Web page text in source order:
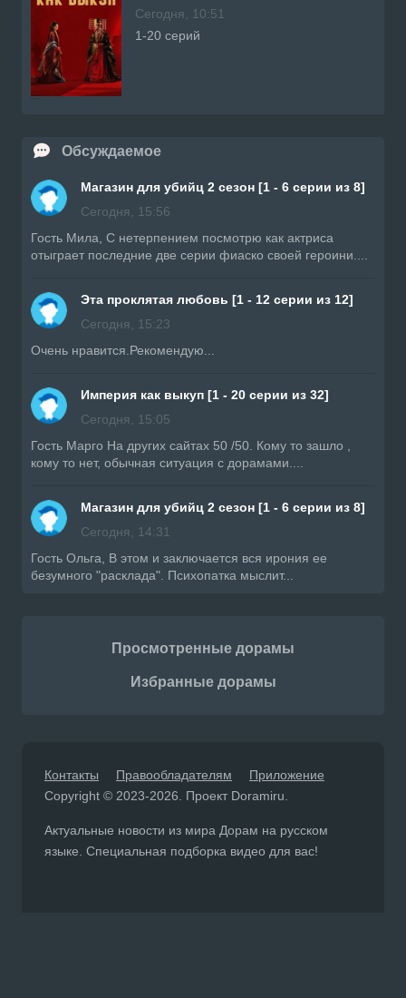
Сегодня, 10:51
1-20 серий
Обсуждаемое
Магазин для убийц 2 сезон [1 - 6 серии из 8]
Сегодня, 15:56
Гость Мила, С нетерпением посмотрю как актриса
отыграет последние две серии фиаско своей героини....
Эта проклятая любовь [1 - 12 серии из 12]
Сегодня, 15:23
Очень нравится.Рекомендую...
Империя как выкуп [1 - 20 серии из 32]
Сегодня, 15:05
Гость Марго На других сайтах 50 /50. Кому то зашло ,
кому то нет, обычная ситуация с дорамами....
Магазин для убийц 2 сезон [1 - 6 серии из 8]
Сегодня, 14:31
Гость Ольга, В этом и заключается вся ирония ее
безумного "расклада". Психопатка мыслит...
Просмотренные дорамы
Избранные дорамы
Контакты Правообладателям
Приложение
Copyright © 2023-2026. Проект Doramiru.
Актуальные новости из мира Дорам на русском
языке. Специальная подборка видео для вас!